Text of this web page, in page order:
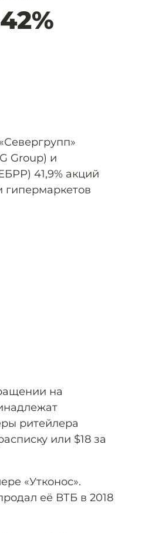
Group) и
41,9% акций
гипермаркетов
на
ритейлера
или $18 за
«Утконос».
её ВТБ в 2018